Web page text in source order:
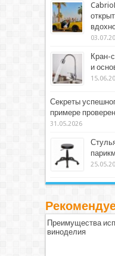
Кран-
и
Секреты
примере
31.05.2026
Преимущества
виноделия